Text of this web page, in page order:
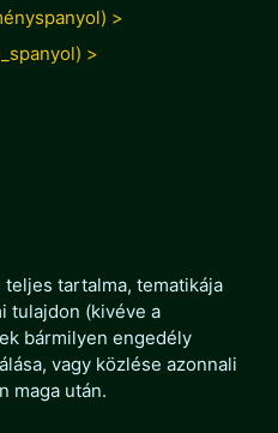
>
>
tartalma, tematikája
tulajdon (kivéve a
bármilyen engedély
vagy közlése azonnali
maga után.